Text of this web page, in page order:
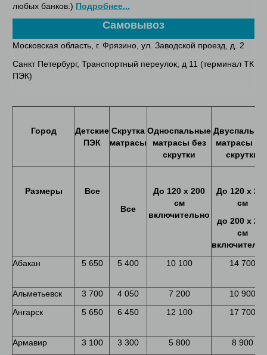
любых банков.) Подробнее...
Самовывоз
Московская область, г. Фрязино, ул. Заводской проезд, д. 2
Санкт Петербург, Транспортный переулок, д 11 (терминал ТК
ПЭК)
Город
Детские
ПЭК
Скрутка
матрасы
Односпальные
матрасы без
скрутки
матрасы
скрутки
Размеры
Все
Все
До 120 х 200
см
включительно
До 120 х
см
до 200 х
см
Абакан
5 650 5 400 10 100 14 700
Альметьевск 3 700 4 050 7 200
10 900
Ангарск
5 650 6 450 12 100 17 700
Армавир 3 100 3 300 5 800
8 900